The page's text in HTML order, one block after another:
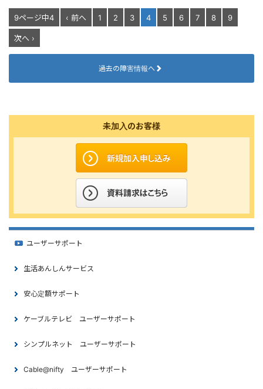
9ページ中4 ‹ 前へ 1 2 3 4 5 6 7 8 9
次へ ›
過去の障害情報へ
未加入のお客様
ユーザーサポート
生活あんしんサービス
安心定額サポート
ケーブルテレビ ユーザーサポート
シンプルネット ユーザーサポート
Cable@nifty ユーザーサポート